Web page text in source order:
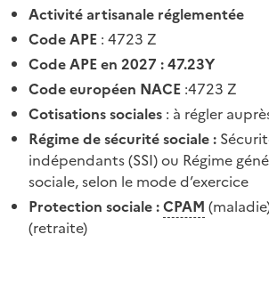
Activité artisanale réglementée
Code APE : 4723 Z
Code APE en 2027 : 47.23Y
Code européen NACE :4723 Z
Cotisations sociales : à régler
Régime de sécurité sociale :
indépendants (SSI) ou Régime
sociale, selon le mode d’exercice
Protection sociale :CPAM
(retraite)